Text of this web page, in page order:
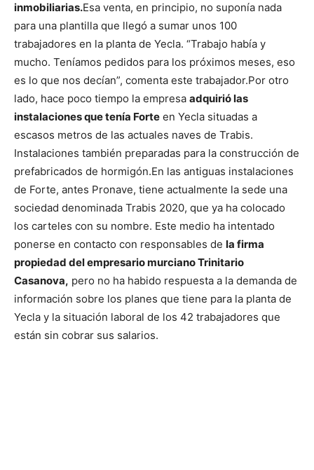
inmobiliarias.Esa venta, en principio, no suponía nada
para una plantilla que llegó a sumar unos 100
trabajadores en la planta de Yecla. “Trabajo había y
mucho. Teníamos pedidos para los próximos meses, eso
es lo que nos decían”, comenta este trabajador.Por otro
lado, hace poco tiempo la empresa adquirió las
instalaciones que tenía Forte en Yecla situadas a
escasos metros de las actuales naves de Trabis.
Instalaciones también preparadas para la construcción de
prefabricados de hormigón.En las antiguas instalaciones
de Forte, antes Pronave, tiene actualmente la sede una
sociedad denominada Trabis 2020, que ya ha colocado
los carteles con su nombre. Este medio ha intentado
ponerse en contacto con responsables de la firma
propiedad del empresario murciano Trinitario
Casanova, pero no ha habido respuesta a la demanda de
información sobre los planes que tiene para la planta de
Yecla y la situación laboral de los 42 trabajadores que
están sin cobrar sus salarios.